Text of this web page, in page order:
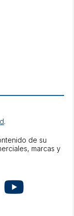
.
de su
marcas y